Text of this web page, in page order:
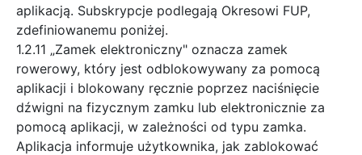
aplikacją. Subskrypcje podlegają Okresowi FUP,
zdefiniowanemu poniżej.
1.2.11 „Zamek elektroniczny" oznacza zamek
rowerowy, który jest odblokowywany za pomocą
aplikacji i blokowany ręcznie poprzez naciśnięcie
dźwigni na fizycznym zamku lub elektronicznie za
pomocą aplikacji, w zależności od typu zamka.
Aplikacja informuje użytkownika, jak zablokować